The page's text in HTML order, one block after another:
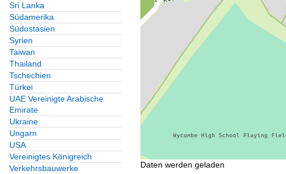
Sri Lanka
Südamerika
Südostasien
Syrien
Taiwan
Thailand
Tschechien
Türkei
UAE Vereinigte Arabische
Emirate
Ukraine
Ungarn
USA
Vereinigtes Königreich
Verkehrsbauwerke
Daten werden geladen